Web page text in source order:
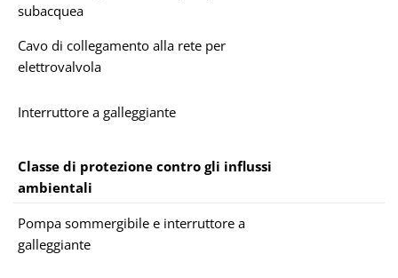
subacquea
Cavo di collegamento alla rete per
elettrovalvola
Interruttore a galleggiante
Classe di protezione contro gli influssi
ambientali
Pompa sommergibile e interruttore a
galleggiante